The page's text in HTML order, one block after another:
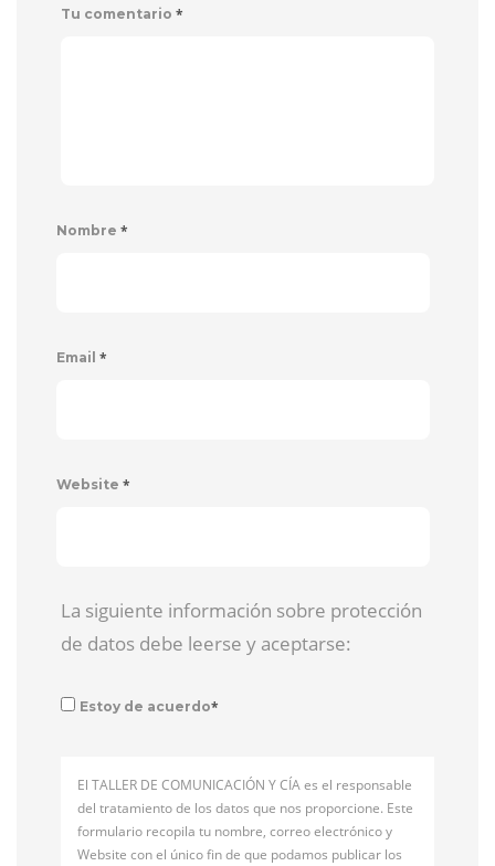
Tu comentario *
Nombre *
Email *
Website *
La siguiente información sobre protección
de datos debe leerse y aceptarse:
Estoy de acuerdo*
El TALLER DE COMUNICACIÓN Y CÍA es el responsable
del tratamiento de los datos que nos proporcione. Este
formulario recopila tu nombre, correo electrónico y
Website con el único fin de que podamos publicar los